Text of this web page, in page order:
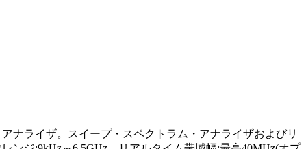
ナライザ。スイープ・スペクトラム・アナライザおよびリ